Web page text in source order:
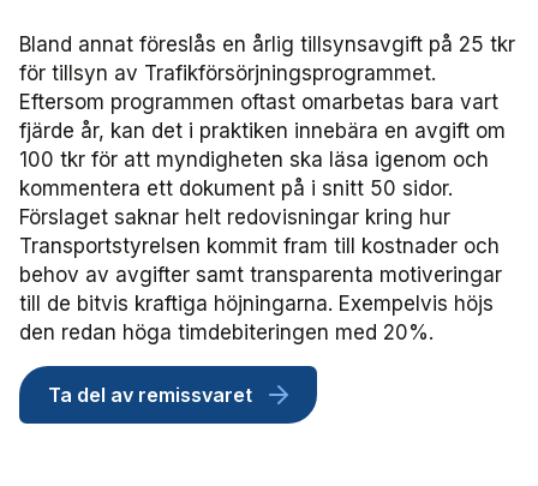
Kommunikation
Miljö­
Serviceresor
Tillgänglighet
Trafikutveckling
Trygghet och säkerhet
Affärs­nätverket 2025
Affärs­nätverket 2024
Affärs­nätverket 2023
Affärs­nätverket 2022
Användargrupp Anbaro
Användargrupp förarcertifiering Buss
Nationellt material Buss
Lokalt material Buss
Användarträffar buss
Användargrupp förarcertifiering Serviceresor
Nationellt material Serviceresor
Lokalt material Serviceresor
Användarträffar
Användargrupp Kollbar
Biljettkontroll­nätverket
Biljettkontroll­nätverket 2026
Biljettkontroll­nätverket 2025
Bussdepå­nätverket
Bussdepå­nätverket 2025
Chefs­nätverket
Upphandlingar
Attraktivare kollektivtrafik­bransch
Kollektivtrafikens bidrag till transportsektorns klimatmål
Remissvar
Aktiviteter och event
Almedalen
Persontrafik
A-Ö
Historik
Information om kundfakturor
Stäng
Bland annat föreslås en årlig tillsynsavgift på 25 tkr
för tillsyn av Trafikförsörjningsprogrammet.
Eftersom programmen oftast omarbetas bara vart
fjärde år, kan det i praktiken innebära en avgift om
100 tkr för att myndigheten ska läsa igenom och
kommentera ett dokument på i snitt 50 sidor.
Förslaget saknar helt redovisningar kring hur
Transportstyrelsen kommit fram till kostnader och
behov av avgifter samt transparenta motiveringar
till de bitvis kraftiga höjningarna. Exempelvis höjs
den redan höga timdebiteringen med 20%.
Ta del av remissvaret